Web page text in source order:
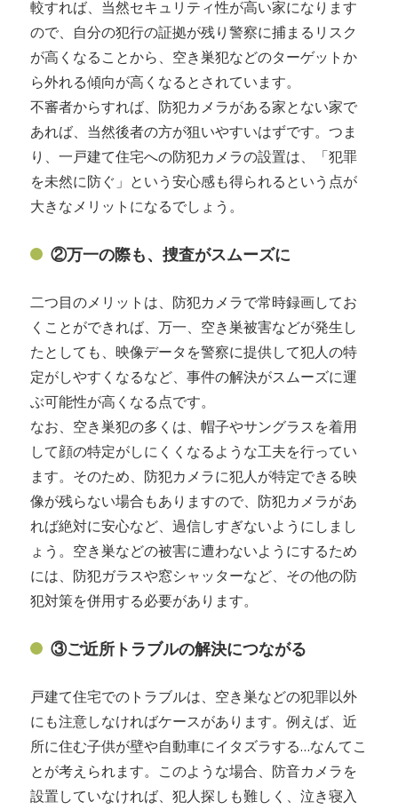
較すれば、当然セキュリティ性が高い家になります
ので、自分の犯行の証拠が残り警察に捕まるリスク
が高くなることから、空き巣犯などのターゲットか
ら外れる傾向が高くなるとされています。
不審者からすれば、防犯カメラがある家とない家で
あれば、当然後者の方が狙いやすいはずです。つま
り、一戸建て住宅への防犯カメラの設置は、「犯罪
を未然に防ぐ」という安心感も得られるという点が
大きなメリットになるでしょう。
②万一の際も、捜査がスムーズに
二つ目のメリットは、防犯カメラで常時録画してお
くことができれば、万一、空き巣被害などが発生し
たとしても、映像データを警察に提供して犯人の特
定がしやすくなるなど、事件の解決がスムーズに運
ぶ可能性が高くなる点です。
なお、空き巣犯の多くは、帽子やサングラスを着用
して顔の特定がしにくくなるような工夫を行ってい
ます。そのため、防犯カメラに犯人が特定できる映
像が残らない場合もありますので、防犯カメラがあ
れば絶対に安心など、過信しすぎないようにしまし
ょう。空き巣などの被害に遭わないようにするため
には、防犯ガラスや窓シャッターなど、その他の防
犯対策を併用する必要があります。
③ご近所トラブルの解決につながる
戸建て住宅でのトラブルは、空き巣などの犯罪以外
にも注意しなければケースがあります。例えば、近
所に住む子供が壁や自動車にイタズラする…なんてこ
とが考えられます。このような場合、防音カメラを
設置していなければ、犯人探しも難しく、泣き寝入